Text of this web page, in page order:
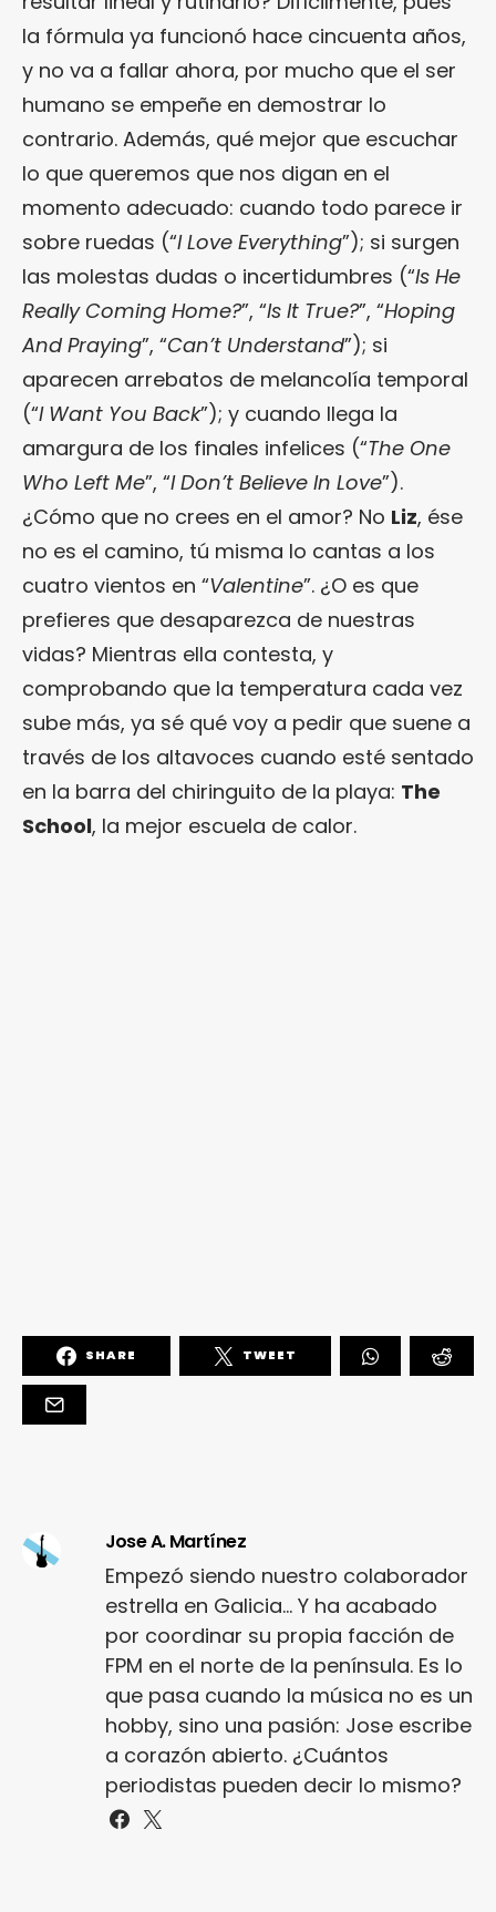
la fórmula ya funcionó hace cincuenta años,
y no va a fallar ahora, por mucho que el ser
humano se empeñe en demostrar lo
contrario. Además, qué mejor que escuchar
lo que queremos que nos digan en el
momento adecuado: cuando todo parece ir
sobre ruedas (“I Love Everything”); si surgen
las molestas dudas o incertidumbres (“Is He
Really Coming Home?”, “Is It True?”, “Hoping
And Praying”, “Can’t Understand”); si
aparecen arrebatos de melancolía temporal
(“I Want You Back”); y cuando llega la
amargura de los finales infelices (“The One
Who Left Me”, “I Don’t Believe In Love”).
¿Cómo que no crees en el amor? No Liz, ése
no es el camino, tú misma lo cantas a los
cuatro vientos en “Valentine”. ¿O es que
prefieres que desaparezca de nuestras
vidas? Mientras ella contesta, y
comprobando que la temperatura cada vez
sube más, ya sé qué voy a pedir que suene a
través de los altavoces cuando esté sentado
en la barra del chiringuito de la playa: The
School, la mejor escuela de calor.
SHARE TWEET
Jose A. Martínez
Empezó siendo nuestro colaborador
estrella en Galicia... Y ha acabado
por coordinar su propia facción de
FPM en el norte de la península. Es lo
que pasa cuando la música no es un
hobby, sino una pasión: Jose escribe
a corazón abierto. ¿Cuántos
periodistas pueden decir lo mismo?